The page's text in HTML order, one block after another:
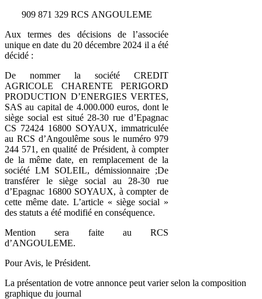
909 871 329 RCS ANGOULEME
Aux termes des décisions de l’associée
unique en date du 20 décembre 2024 il a été
décidé :
De nommer la société CREDIT
AGRICOLE CHARENTE PERIGORD
PRODUCTION D’ENERGIES VERTES,
SAS au capital de 4.000.000 euros, dont le
siège social est situé 28-30 rue d’Epagnac
CS 72424 16800 SOYAUX, immatriculée
au RCS d’Angoulême sous le numéro 979
244 571, en qualité de Président, à compter
de la même date, en remplacement de la
société LM SOLEIL, démissionnaire ;De
transférer le siège social au 28-30 rue
d’Epagnac 16800 SOYAUX, à compter de
cette même date. L’article « siège social »
des statuts a été modifié en conséquence.
Mention sera faite au RCS
d’ANGOULEME.
Pour Avis, le Président.
La présentation de votre annonce peut varier selon la composition
graphique du journal